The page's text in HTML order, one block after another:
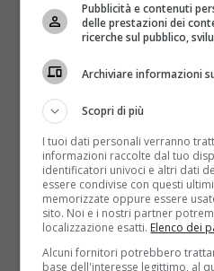
Il fitness che fa bene al
discipline tra cui
L’arrivo della primavera
necessità!) di scoprirsi un
Read More
Pubblicità e contenuti
delle prestazioni dei
ricerche sul pubblico,
Archiviare informazioni
Scopri di più
I tuoi dati personali verranno
informazioni raccolte dal tuo
identificatori univoci e altri dati
essere condivise con questi
memorizzate oppure essere
sito. Noi e i nostri partner
localizzazione esatti. Elenco dei
Alcuni fornitori potrebbero
base dell'interesse legittimo, al